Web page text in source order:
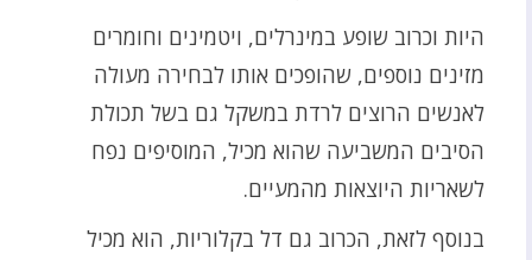
היות וכרוב שופע במינרלים, ויטמינים וחומרים
מזינים נוספים, שהופכים אותו לבחירה מעולה
לאנשים הרוצים לרדת במשקל גם בשל תכולת
הסיבים המשביעה שהוא מכיל, המוסיפים נפח
לשאריות היוצאות מהמעיים.
בנוסף לזאת, הכרוב גם דל בקלוריות, הוא מכיל